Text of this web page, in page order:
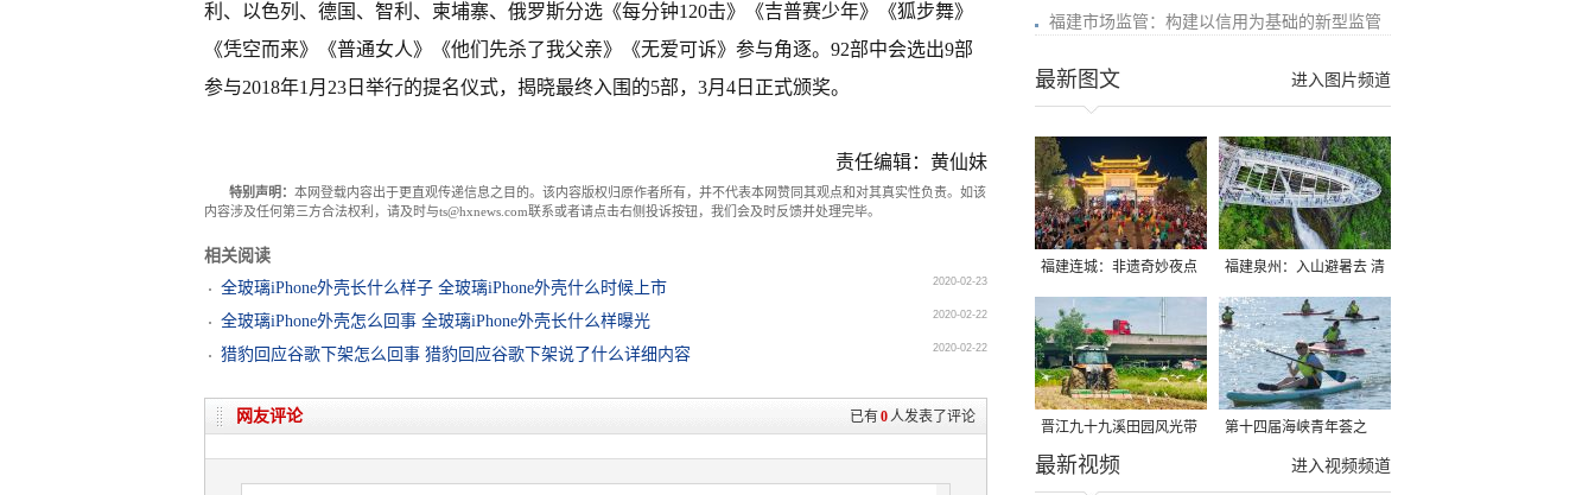
利、以色列、德国、智利、柬埔寨、俄罗斯分选《每分钟120击》《吉普赛少年》《狐步舞》
《凭空而来》《普通女人》《他们先杀了我父亲》《无爱可诉》参与角逐。92部中会选出9部
参与2018年1月23日举行的提名仪式，揭晓最终入围的5部，3月4日正式颁奖。
责任编辑：黄仙妹
特别声明： 本网登载内容出于更直观传递信息之目的。该内容版权归原作者所有，并不代表本网赞同其观点和对其真实性负责。如该
内容涉及任何第三方合法权利，请及时与ts@hxnews.com联系或者请点击右侧投诉按钮，我们会及时反馈并处理完毕。
相关阅读
全玻璃iPhone外壳长什么样子 全玻璃iPhone外壳什么时候上市
2020-02-23
全玻璃iPhone外壳怎么回事 全玻璃iPhone外壳长什么样曝光 2020-02-22
猎豹回应谷歌下架怎么回事 猎豹回应谷歌下架说了什么详细内容 2020-02-22
已有0人发表了评论
网友评论
福建市场监管：构建以信用为基础的新型监管
进入图片频道
最新图文
福建连城：非遗奇妙夜点
亮夏夜
福建泉州：入山避暑去 清
凉好惬意
晋江九十九溪田园风光带
千亩早稻迎来成熟收割季
第十四届海峡青年荟之
2026榕台青年大学生水上
进入视频频道
最新视频